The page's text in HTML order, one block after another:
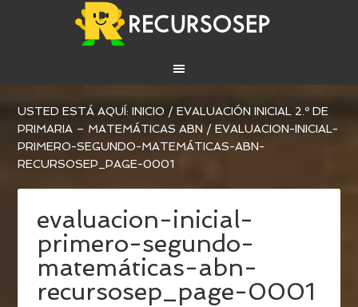
USTED ESTÁ AQUÍ:INICIO / EVALUACIÓN INICIAL 2.º DE
PRIMARIA – MATEMÁTICAS ABN / EVALUACION-INICIAL-
PRIMERO-SEGUNDO-MATEMÁTICAS-ABN-
RECURSOSEP_PAGE-0001
evaluacion-inicial-
primero-segundo-
matemáticas-abn-
recursosep_page-0001